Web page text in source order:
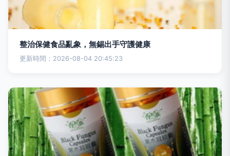
整治保健食品亂象，無錫出手守護健康
更新時間：2026-08-04 20:45:23